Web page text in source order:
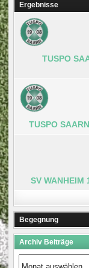
Ergebnisse
TUSPO
TUSPO
SV WANHEIM
Begegnung
Archiv Beiträge
Archiv